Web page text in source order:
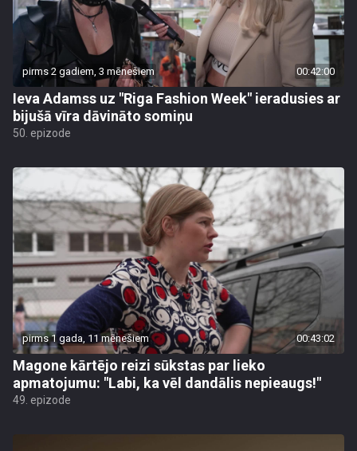
pirms 2 gadiem, 3 mēnešiem 00:42:00
Ieva Adamss uz "Riga Fashion Week" ieradusies ar
bijušā vīra dāvināto somiņu
50. epizode
pirms 1 gada, 11 mēnešiem 00:43:02
Magone kārtējo reizi sūkstas par lieko
apmatojumu: "Labi, ka vēl dandālis nepieaugs!"
49. epizode